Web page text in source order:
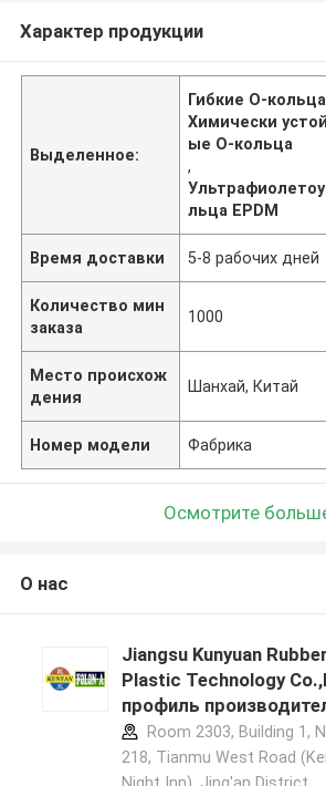
Характер продукции
Выделенное:
Гибкие О-
Химически
ые O-кольца
,
льца EPDM
Время доставки 5-8 рабочих дней
Количество мин
заказа
1000
Место происхож
дения
Шанхай, Китай
Номер модели Фабрика
Осмотрите
О нас
Jiangsu Kunyuan
Plastic Technology
профиль
Room 2303, Building 1,
218, Tianmu West Road